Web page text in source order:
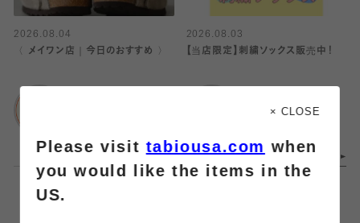
2026.08.04
〈 メイワン店｜今日のおすすめ 〉
2026.08.03
【当店限定】刺繍ソックス販売中！
ららぽーと安城店
× CLOSE
Please visittabiousa.com when
you would like the items in the
US.